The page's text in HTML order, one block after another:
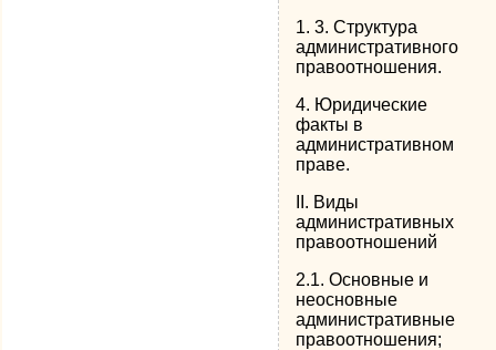
1. 3. Структура
административного
правоотношения.
4. Юридические
факты в
административном
праве.
II. Виды
административных
правоотношений
2.1. Основные и
неосновные
административные
правоотношения;